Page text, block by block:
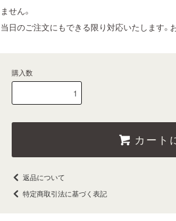
ません。
当日のご注文にもできる限り対応いたします。
購入数
カート
返品について
特定商取引法に基づく表記